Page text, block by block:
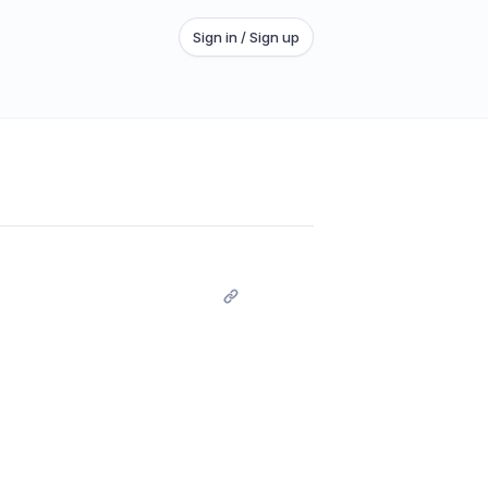
Sign in / Sign up